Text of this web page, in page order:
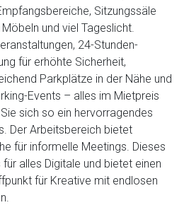
Sitzungssäle
und viel Tageslicht.
24-Stunden-
für erhöhte Sicherheit,
Parkplätze in der Nähe und
Events – alles im Mietpreis
sich so ein hervorragendes
Der Arbeitsbereich bietet
für informelle Meetings. Dieses
alles Digitale und bietet einen
für Kreative mit endlosen